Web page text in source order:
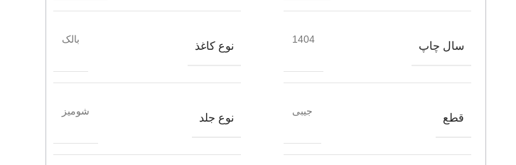
سال چاپ
1404
نوع کاغذ
بالک
قطع
جیبی
نوع جلد
شومیز